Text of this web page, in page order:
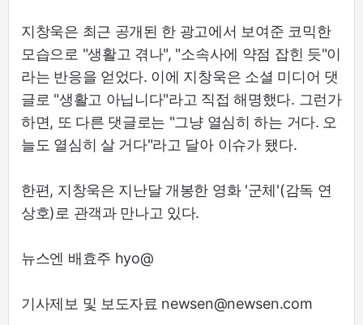
지창욱은 최근 공개된 한 광고에서 보여준 코믹한
모습으로 "생활고 겪나", "소속사에 약점 잡힌 듯"이
라는 반응을 얻었다. 이에 지창욱은 소셜 미디어 댓
글로 "생활고 아닙니다"라고 직접 해명했다. 그런가
하면, 또 다른 댓글로는 "그냥 열심히 하는 거다. 오
늘도 열심히 살 거다"라고 달아 이슈가 됐다.
한편, 지창욱은 지난달 개봉한 영화 '군체'(감독 연
상호)로 관객과 만나고 있다.
뉴스엔 배효주 hyo@
기사제보 및 보도자료 newsen@newsen.com